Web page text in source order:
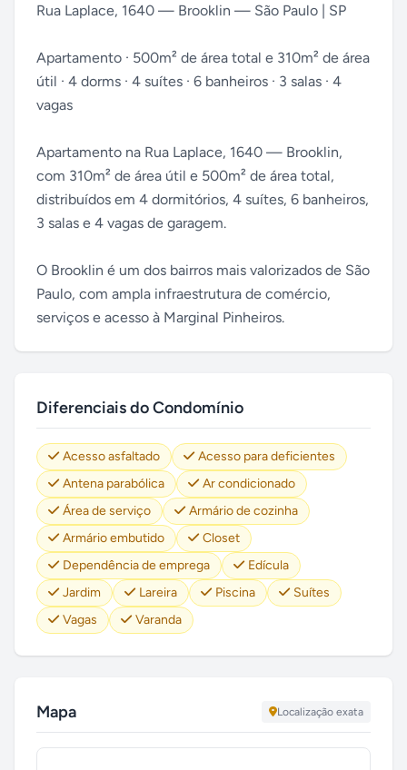
Rua Laplace, 1640 — Brooklin — São Paulo | SP
Apartamento · 500m² de área total e 310m² de área
útil · 4 dorms · 4 suítes · 6 banheiros · 3 salas · 4
vagas
Apartamento na Rua Laplace, 1640 — Brooklin,
com 310m² de área útil e 500m² de área total,
distribuídos em 4 dormitórios, 4 suítes, 6 banheiros,
3 salas e 4 vagas de garagem.
O Brooklin é um dos bairros mais valorizados de São
Paulo, com ampla infraestrutura de comércio,
serviços e acesso à Marginal Pinheiros.
Diferenciais do Condomínio
Acesso asfaltado
Acesso para deficientes
Antena parabólica
Ar condicionado
Área de serviço
Armário de cozinha
Armário embutido
Closet
Dependência de emprega
Edícula
Jardim
Lareira Piscina
Suítes
Vagas
Varanda
Mapa Localização exata